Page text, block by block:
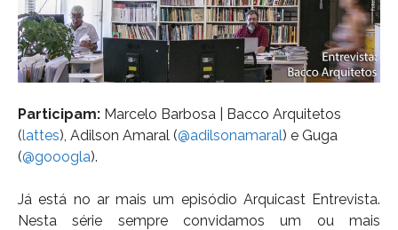
Participam: Marcelo Barbosa | Bacco Arquitetos
(lattes), Adilson Amaral (@adilsonamaral) e Guga
(@gooogla).
Já está no ar mais um episódio Arquicast Entrevista.
Nesta série sempre convidamos um ou mais